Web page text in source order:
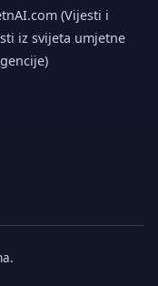
(Vijesti i
iz svijeta umjetne